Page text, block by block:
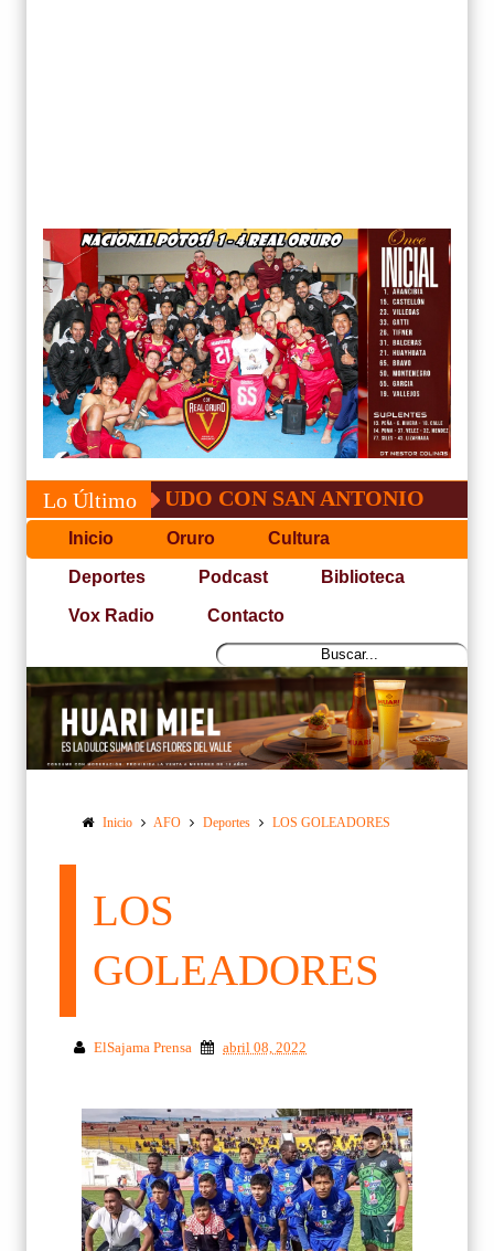
Lo Último
NO PUDO CON SAN ANTONIO COPA
Inicio Oruro Cultura
Deportes Podcast Biblioteca
Vox Radio Contacto
Inicio AFO Deportes LOS GOLEADORES
LOS
GOLEADORES
ElSajama Prensa abril 08, 2022